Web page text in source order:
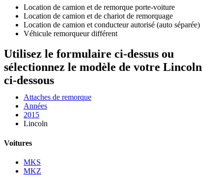
Location de camion et de remorque porte-voiture
Location de camion et de chariot de remorquage
Location de camion et conducteur autorisé (auto séparée)
Véhicule remorqueur différent
Utilisez le formulaire ci-dessus ou
sélectionnez le modèle de votre Lincoln
ci-dessous
Attaches de remorque
Années
2015
Lincoln
Voitures
MKS
MKZ